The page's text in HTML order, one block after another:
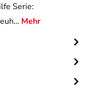
Serie:
Mehr